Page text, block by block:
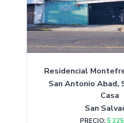
Residencial
San Antonio Abad,
Casa
San
PRECIO: $